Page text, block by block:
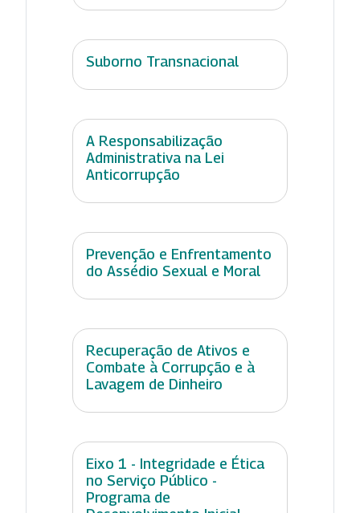
Suborno Transnacional
A Responsabilização
Administrativa na Lei
Anticorrupção
Prevenção e Enfrentamento
do Assédio Sexual e Moral
Recuperação de Ativos e
Combate à Corrupção e à
Lavagem de Dinheiro
Eixo 1 - Integridade e Ética
no Serviço Público -
Programa de